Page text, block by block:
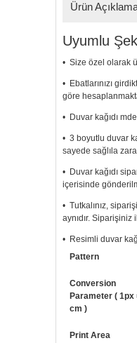
Ürün
Uyumlu
• Size özel olarak
• Ebatlarınızı
göre
• Duvar kağıdı
• 3 boyutlu duvar
sayede sağlıla
• Duvar kağıdı
içerisinde
• Tutkalınız,
aynıdır.
• Resimli duvar
• Görselde
Pattern
Conversion
Parameter ( 1px
cm )
Print Area